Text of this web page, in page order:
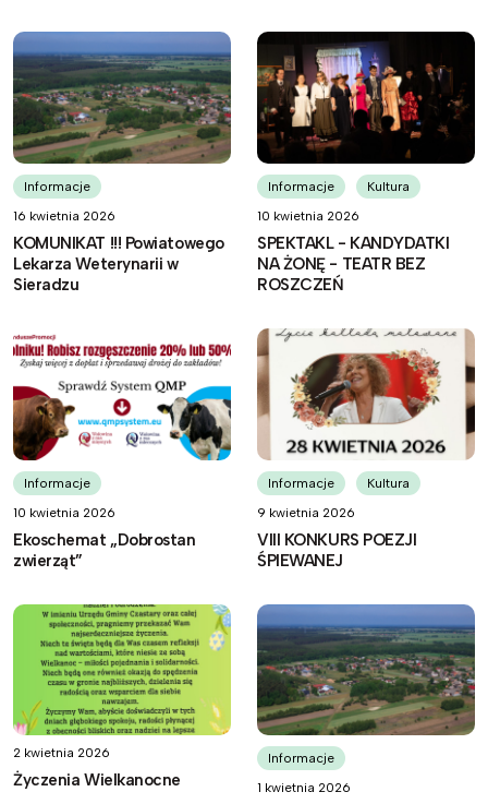
Informacje
16 kwietnia 2026
KOMUNIKAT !!! Powiatowego
Lekarza Weterynarii w
Sieradzu
Informacje
Kultura
10 kwietnia 2026
SPEKTAKL - KANDYDATKI
NA ŻONĘ - TEATR BEZ
ROSZCZEŃ
Informacje
10 kwietnia 2026
Ekoschemat „Dobrostan
zwierząt”
Informacje
Kultura
9 kwietnia 2026
VIII KONKURS POEZJI
ŚPIEWANEJ
2 kwietnia 2026
Życzenia Wielkanocne
Informacje
1 kwietnia 2026